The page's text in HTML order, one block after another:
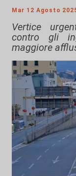
Mar 12 Agosto
Vertice
contro gli
maggiore